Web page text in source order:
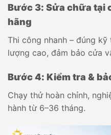
Bước 3: Sửa chữa tại
hãng
Thi công nhanh – đúng
lượng cao, đảm bảo cửa
Bước 4: Kiểm tra &
Chạy thử hoàn chỉnh,
hành từ 6–36 tháng.